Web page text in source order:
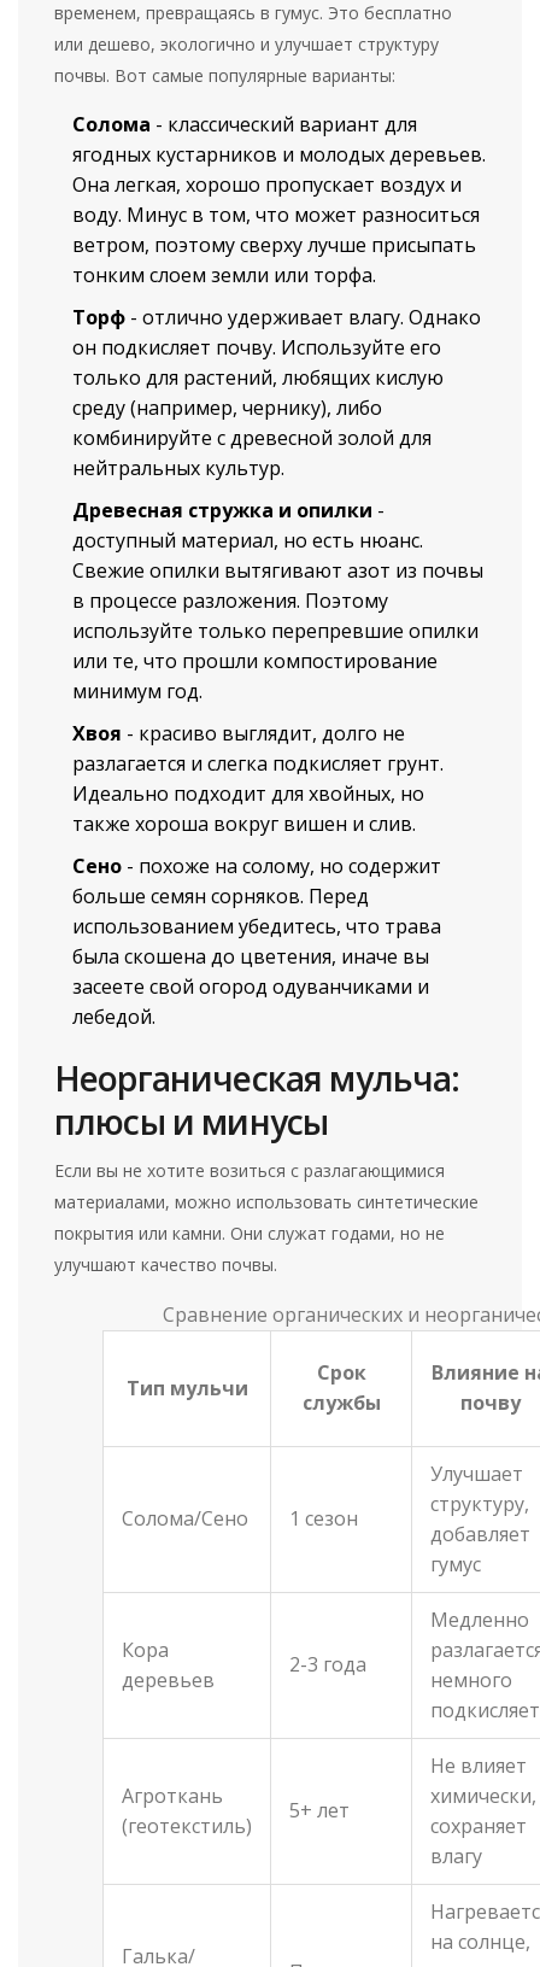
временем, превращаясь в гумус. Это бесплатно
или дешево, экологично и улучшает структуру
почвы. Вот самые популярные варианты:
Солома - классический вариант для
ягодных кустарников и молодых деревьев.
Она легкая, хорошо пропускает воздух и
воду. Минус в том, что может разноситься
ветром, поэтому сверху лучше присыпать
тонким слоем земли или торфа.
Торф - отлично удерживает влагу. Однако
он подкисляет почву. Используйте его
только для растений, любящих кислую
среду (например, чернику), либо
комбинируйте с древесной золой для
нейтральных культур.
Древесная стружка и опилки -
доступный материал, но есть нюанс.
Свежие опилки вытягивают азот из почвы
в процессе разложения. Поэтому
используйте только перепревшие опилки
или те, что прошли компостирование
минимум год.
Хвоя - красиво выглядит, долго не
разлагается и слегка подкисляет грунт.
Идеально подходит для хвойных, но
также хороша вокруг вишен и слив.
Сено - похоже на солому, но содержит
больше семян сорняков. Перед
использованием убедитесь, что трава
была скошена до цветения, иначе вы
засеете свой огород одуванчиками и
лебедой.
Неорганическая мульча:
плюсы и минусы
Если вы не хотите возиться с разлагающимися
материалами, можно использовать синтетические
покрытия или камни. Они служат годами, но не
улучшают качество почвы.
Сравнение органических и
Тип мульчи
Срок
службы
Влияние
почву
Солома/Сено 1 сезон
Улучшает
структуру,
добавляет
гумус
Кора
деревьев
2-3 года
Медленно
немного
подкисляет
Агроткань
(геотекстиль)
5+ лет
Не влияет
химически,
сохраняет
влагу
Галька/
на солнце,